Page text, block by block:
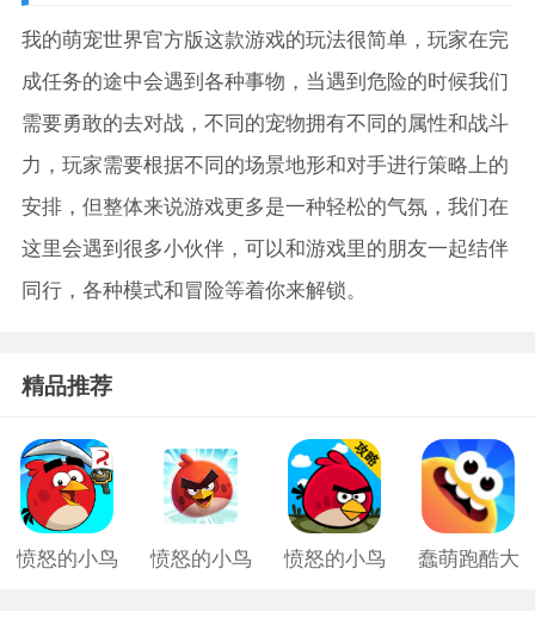
我的萌宠世界官方版这款游戏的玩法很简单，玩家在完
成任务的途中会遇到各种事物，当遇到危险的时候我们
需要勇敢的去对战，不同的宠物拥有不同的属性和战斗
力，玩家需要根据不同的场景地形和对手进行策略上的
安排，但整体来说游戏更多是一种轻松的气氛，我们在
这里会遇到很多小伙伴，可以和游戏里的朋友一起结伴
同行，各种模式和冒险等着你来解锁。
精品推荐
愤怒的小鸟
愤怒的小鸟
愤怒的小鸟
蠢萌跑酷大